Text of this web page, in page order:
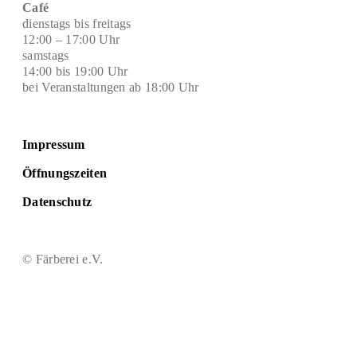
Café
dienstags bis freitags
12:00 – 17:00 Uhr
samstags
14:00 bis 19:00 Uhr
bei Veranstaltungen ab 18:00 Uhr
Impressum
Öffnungszeiten
Datenschutz
© Färberei e.V.